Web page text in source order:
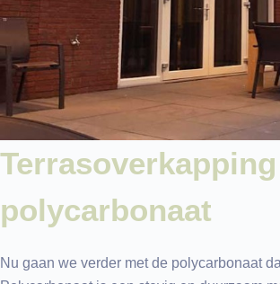
polycarbonaat
Nu gaan we verder met de polycarbonaat